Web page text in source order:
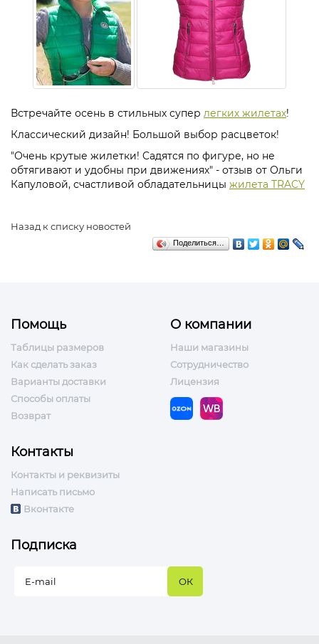
Встречайте осень в стильных супер легких жилетах!
Классический дизайн! Большой выбор расцветок!
"Очень крутые жилетки! Cадятся по фигуре, но не
обтягивают и удобны при движениях" - отзыв от Ольги
Капуловой, счастливой обладательницы жилета TRACY
Назад к списку новостей
Поделиться…
Помощь
Таблицы размеров
Как сделать заказ
Варианты доставки
Способы оплаты
Возврат
О компании
Наши магазины
Сотрудничество
Лицензия
Контакты
Контакты и реквизиты
Написать письмо
Вконтакте
Подписка